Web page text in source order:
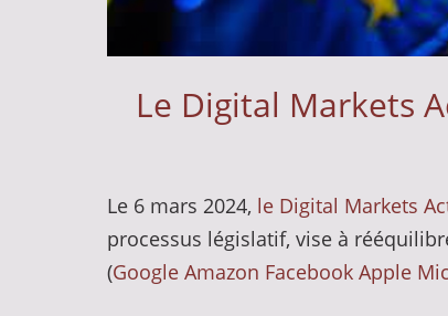
Le Digital Markets
Le 6 mars 2024, le Digital Markets
processus législatif, vise à
(Google Amazon Facebook Apple